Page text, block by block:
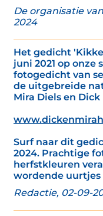
De organisatie
2024
Het gedicht
juni 2021 op onze
fotogedicht van
de uitgebreide
Mira Diels en
Surf naar dit
2024. Prachtige
herfstkleuren
wordende uurtjes
Redactie, 02-09-